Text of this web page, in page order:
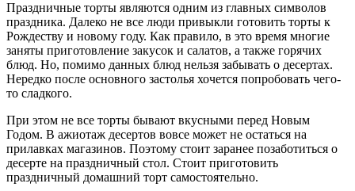
Праздничные торты являются одним из главных символов
праздника. Далеко не все люди привыкли готовить торты к
Рождеству и новому году. Как правило, в это время многие
заняты приготовление закусок и салатов, а также горячих
блюд. Но, помимо данных блюд нельзя забывать о десертах.
Нередко после основного застолья хочется попробовать чего-
то сладкого.
При этом не все торты бывают вкусными перед Новым
Годом. В ажиотаж десертов вовсе может не остаться на
прилавках магазинов. Поэтому стоит заранее позаботиться о
десерте на праздничный стол. Стоит приготовить
праздничный домашний торт самостоятельно.